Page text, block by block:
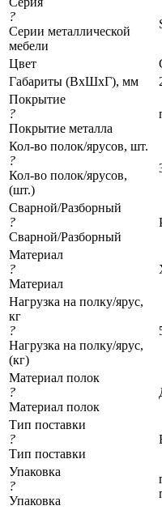
?
Серии металлической
мебели
Цвет
Габариты (ВхШхГ), мм
Покрытие
?
Покрытие металла
Кол-во полок/ярусов, шт.
?
Кол-во полок/ярусов,
(шт.)
Сварной/Разборный
?
Сварной/Разборный
Материал
?
Материал
Нагрузка на полку/ярус,
кг
?
Нагрузка на полку/ярус,
(кг)
Материал полок
?
Материал полок
Тип поставки
?
Тип поставки
Упаковка
?
Упаковка